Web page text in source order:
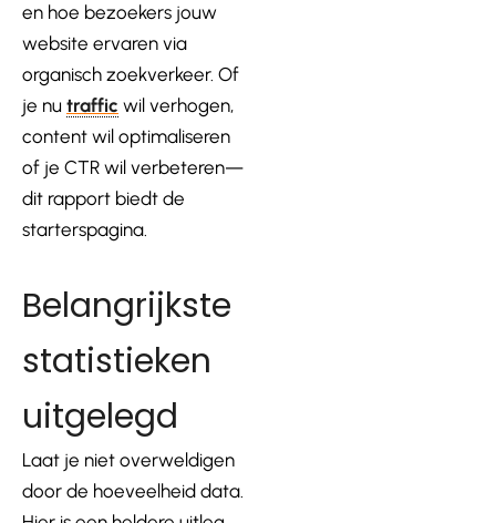
en hoe bezoekers jouw
website ervaren via
organisch zoekverkeer. Of
je nu traffic wil verhogen,
content wil optimaliseren
of je CTR wil verbeteren—
dit rapport biedt de
starterspagina.
Belangrijkste
statistieken
uitgelegd
Laat je niet overweldigen
door de hoeveelheid data.